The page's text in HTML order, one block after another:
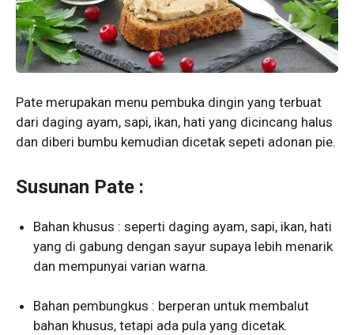
Pate merupakan menu pembuka dingin yang terbuat
dari daging ayam, sapi, ikan, hati yang dicincang halus
dan diberi bumbu kemudian dicetak sepeti adonan pie.
Susunan Pate :
Bahan khusus : seperti daging ayam, sapi, ikan, hati
yang di gabung dengan sayur supaya lebih menarik
dan mempunyai varian warna.
Bahan pembungkus : berperan untuk membalut
bahan khusus, tetapi ada pula yang dicetak.